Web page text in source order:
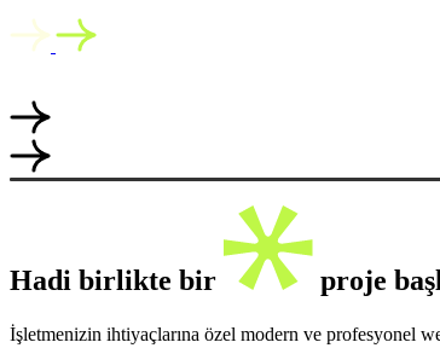
Hadi birlikte bir proje
İşletmenizin ihtiyaçlarına özel modern ve profesyonel